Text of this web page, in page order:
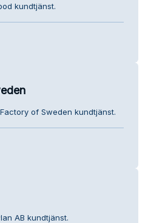
kundtjänst.
of Sweden kundtjänst.
AB kundtjänst.